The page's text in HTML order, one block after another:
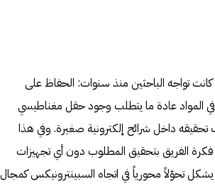
كانت تواجه الباحثين منذ سنوات: الحفاظ على
في المواد عادة ما يتطلب وجود حقل مغناطيسي
داخل شرائح إلكترونية صغيرة. وفي هذا
الفريق بتحقيق المطلوب دون أي تجهيزات
تحوّلاً محورياً في اتجاه السبينترونيكس كمجال